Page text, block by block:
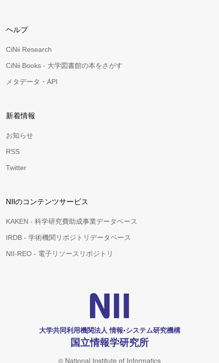
ヘルプ
CiNii Research
CiNii Books - 大学図書館の本をさがす
メタデータ・API
新着情報
お知らせ
RSS
Twitter
NIIのコンテンツサービス
KAKEN - 科学研究費助成事業データベース
IRDB - 学術機関リポジトリデータベース
NII-REO - 電子リソースリポジトリ
大学共同利用機関法人 情報•システム研究機構
国立情報学研究所
© National Institute of Informatics